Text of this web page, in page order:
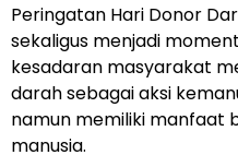
Peringatan Hari Donor
sekaligus menjadi
kesadaran masyarakat
darah sebagai aksi
namun memiliki manfaat
manusia.